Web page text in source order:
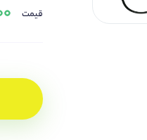
قیمت